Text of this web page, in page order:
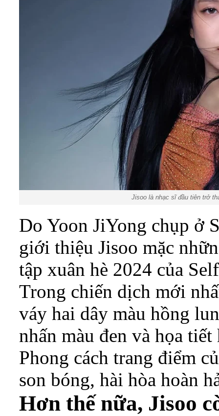
Jisoo là nhạc sĩ đầu tiên trở
Do Yoon JiYong chụp ở
giới thiệu Jisoo mặc
tập xuân hè 2024 của
Trong chiến dịch mới
váy hai dây màu hồng
nhấn màu đen và họa
Phong cách trang điểm
son bóng, hài hòa hoàn
Hơn thế nữa, Jisoo